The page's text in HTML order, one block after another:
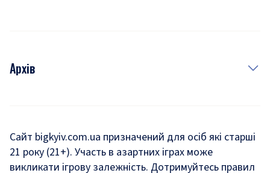
Архів
Комуналка
Сайт bigkyiv.com.ua призначений для осіб які старші
21 року (21+). Участь в азартних іграх може
викликати ігрову залежність. Дотримуйтесь правил